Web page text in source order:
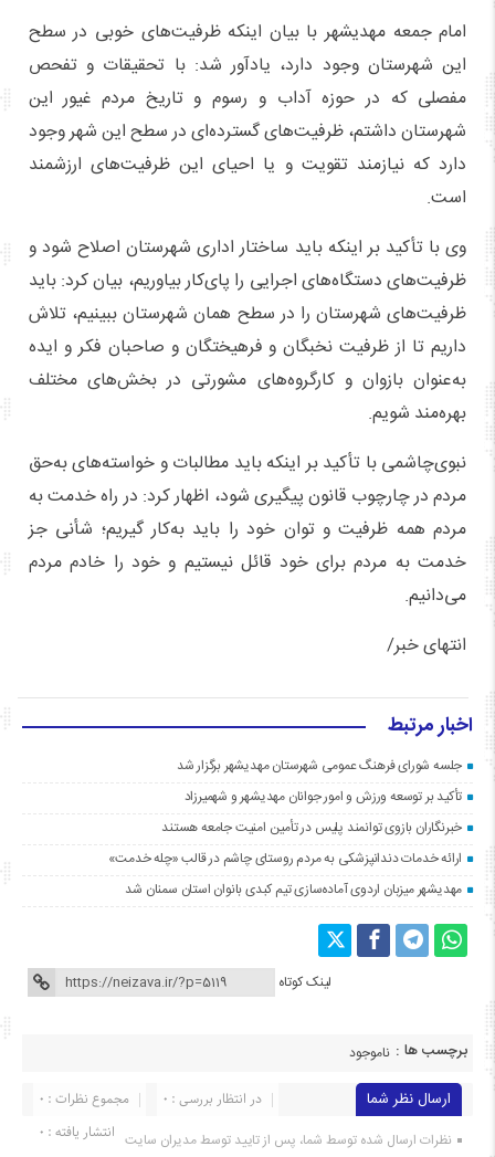
امام جمعه مهدیشهر با بیان اینکه ظرفیت‌های خوبی در سطح
این شهرستان وجود دارد، یادآور شد: با تحقیقات و تفحص
مفصلی که در حوزه آداب‌ و رسوم و تاریخ مردم غیور این
شهرستان داشتم، ظرفیت‌های گسترده‌ای در سطح این شهر وجود
دارد که نیازمند تقویت و یا احیای این ظرفیت‌های ارزشمند
است.
وی با تأکید بر اینکه باید ساختار اداری شهرستان اصلاح شود و
ظرفیت‌های دستگاه‌های اجرایی را پای‌کار بیاوریم، بیان کرد: باید
ظرفیت‌های شهرستان را در سطح همان شهرستان ببینیم، تلاش
داریم تا از ظرفیت نخبگان و فرهیختگان و صاحبان فکر و ایده
به‌عنوان بازوان و کارگروه‌های مشورتی در بخش‌های مختلف
بهره‌مند شویم.
نبوی‌چاشمی با تأکید بر اینکه باید مطالبات و خواسته‌های به‌حق
مردم در چارچوب قانون پیگیری شود، اظهار کرد: در راه خدمت به
مردم همه ظرفیت و توان خود را باید به‌کار گیریم؛ شأنی جز
خدمت به مردم برای خود قائل نیستیم و خود را خادم مردم
می‌دانیم.
انتهای خبر/
اخبار مرتبط
جلسه شورای فرهنگ عمومی شهرستان مهدیشهر برگزار شد
تأکید بر توسعه ورزش و امور جوانان مهدیشهر و شهمیرزاد
خبرنگاران بازوی توانمند پلیس در تأمین امنیت جامعه هستند
ارائه خدمات دندانپزشکی به مردم روستای چاشم در قالب «چله خدمت»
مهدیشهر میزبان اردوی آماده‌سازی تیم کبدی بانوان استان سمنان شد
لینک کوتاه
برچسب ها : ناموجود
ارسال نظر شما مجموع نظرات : 0
در انتظار بررسی : 0
انتشار یافته : ۰ نظرات ارسال شده توسط شما، پس از تایید توسط مدیران سایت